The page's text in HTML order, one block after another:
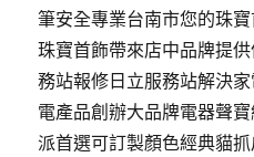
筆安全專業台南市您的珠
珠寶首飾帶來店中品牌提
務站報修日立服務站解決
電產品創辦大品牌電器聲
派首選可訂製顏色經典貓